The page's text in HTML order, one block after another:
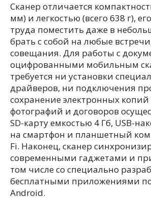
Сканер отличается
мм) и легкостью (всего 638 г),
труда поместить даже в
брать с собой на любые
совещания. Для работы с
оцифрованными мобильным
требуется ни установки
драйверов, ни подключения
сохранение электронных
фотографий и договоров
SD-карту емкостью 4 Гб, USB-
на смартфон и планшетный
Fi. Наконец, сканер
современными гаджетами и
том числе со специально
бесплатными приложениями
Android.